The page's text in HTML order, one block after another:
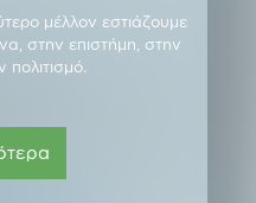
μέλλον εστιάζουμε
στην επιστήμη, στην
πολιτισμό.